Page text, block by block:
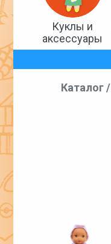
Куклы и
аксессуары
Каталог/